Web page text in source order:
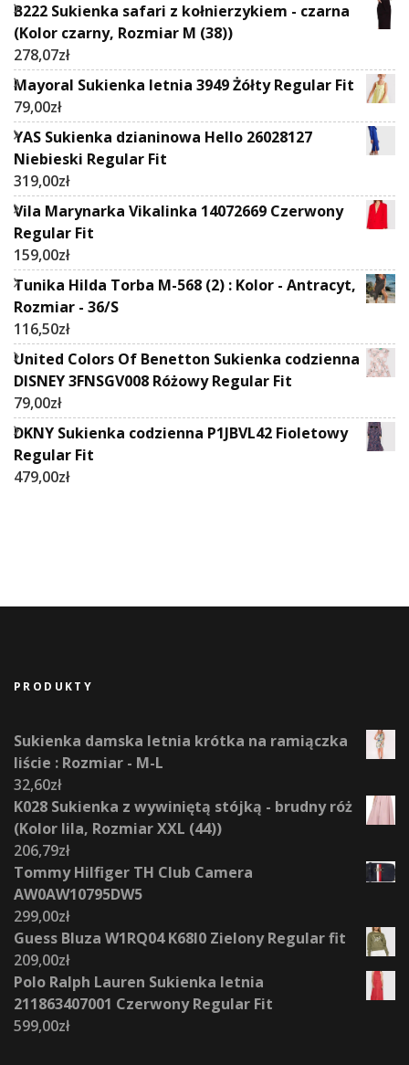
B222 Sukienka safari z kołnierzykiem - czarna
(Kolor czarny, Rozmiar M (38))
278,07zł
Mayoral Sukienka letnia 3949 Żółty Regular Fit
79,00zł
YAS Sukienka dzianinowa Hello 26028127
Niebieski Regular Fit
319,00zł
Vila Marynarka Vikalinka 14072669 Czerwony
Regular Fit
159,00zł
Tunika Hilda Torba M-568 (2) : Kolor - Antracyt,
Rozmiar - 36/S
116,50zł
United Colors Of Benetton Sukienka codzienna
DISNEY 3FNSGV008 Różowy Regular Fit
79,00zł
DKNY Sukienka codzienna P1JBVL42 Fioletowy
Regular Fit
479,00zł
PRODUKTY
Sukienka damska letnia krótka na ramiączka
liście : Rozmiar - M-L
32,60zł
K028 Sukienka z wywiniętą stójką - brudny róż
(Kolor lila, Rozmiar XXL (44))
206,79zł
Tommy Hilfiger TH Club Camera
AW0AW10795DW5
299,00zł
Guess Bluza W1RQ04 K68I0 Zielony Regular fit
209,00zł
Polo Ralph Lauren Sukienka letnia
211863407001 Czerwony Regular Fit
599,00zł